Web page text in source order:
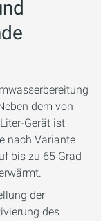
dem von
Gerät ist
nach Variante
bis zu 65 Grad
der
des